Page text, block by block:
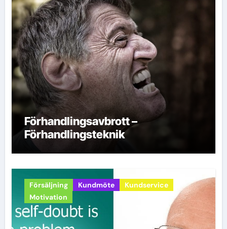
Förhandlingsavbrott –
Förhandlingsteknik
Försäljning Kundmöte
Kundservice
Motivation